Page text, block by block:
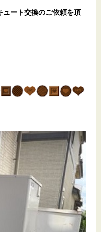
ュート交換のご依頼を頂